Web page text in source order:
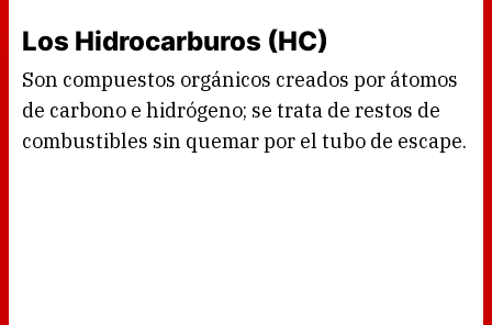
Los Hidrocarburos (HC)
Son compuestos orgánicos creados por átomos
de carbono e hidrógeno; se trata de restos de
combustibles sin quemar por el tubo de escape.